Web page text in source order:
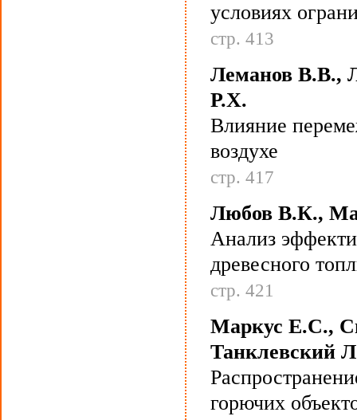
условиях
стр. 413
Леманов В.В.,
Р.Х.
Влияние
воздухе
стр. 417
Любов В.К.,
Анализ
древесного
стр. 421
Маркус Е.С.,
Танклевский
горючих